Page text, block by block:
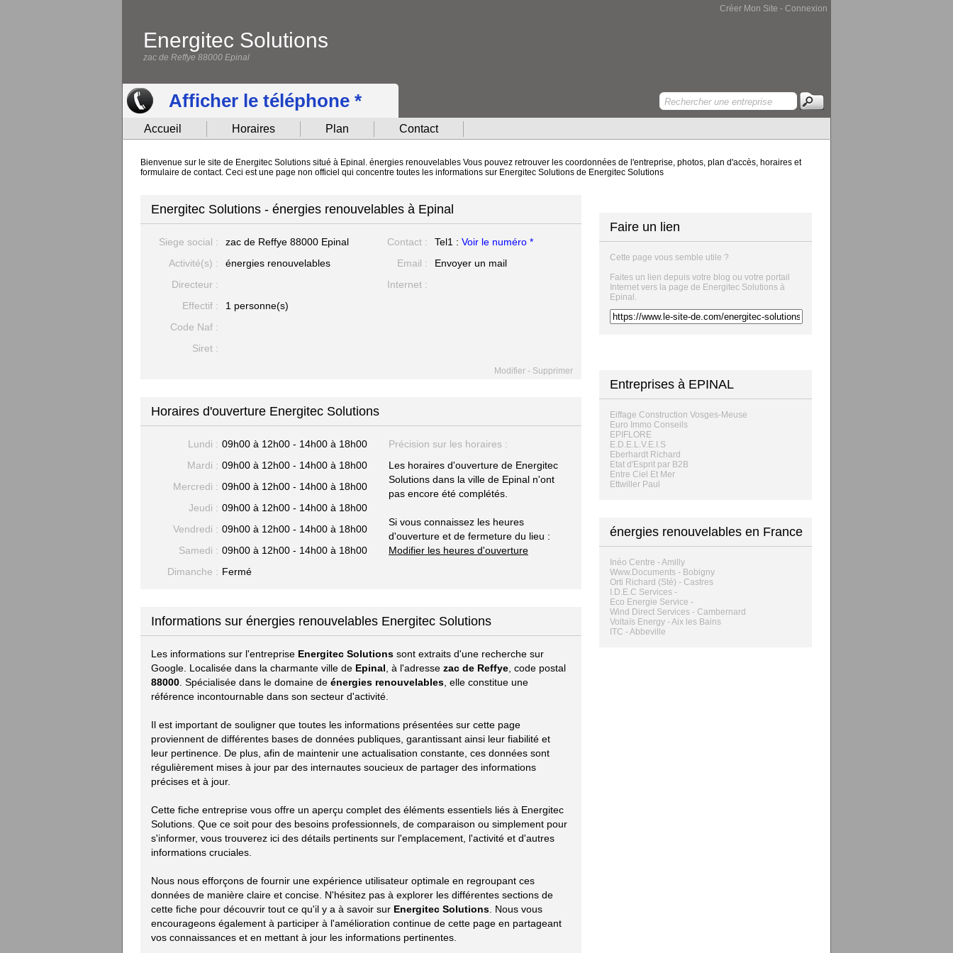
Créer Mon Site - Connexion
Energitec Solutions
zac de Reffye 88000 Epinal
Afficher le téléphone *
Accueil Horaires Plan Contact
Bienvenue sur le site de Energitec Solutions situé à Epinal. énergies renouvelables Vous pouvez retrouver les coordonnées de l'entreprise, photos, plan d'accès, horaires et
formulaire de contact. Ceci est une page non officiel qui concentre toutes les informations sur Energitec Solutions de Energitec Solutions
Energitec Solutions - énergies renouvelables à Epinal
Siege social : zac de Reffye 88000 Epinal
Activité(s) :
énergies renouvelables
Directeur :
Effectif :
1 personne(s)
Code Naf :
Siret :
Contact : Tel1 : Voir le numéro *
Email :
Envoyer un mail
Internet :
Modifier - Supprimer
Horaires d'ouverture Energitec Solutions
Lundi : 09h00 à 12h00 - 14h00 à 18h00
Mardi : 09h00 à 12h00 - 14h00 à 18h00
Mercredi : 09h00 à 12h00 - 14h00 à 18h00
Jeudi : 09h00 à 12h00 - 14h00 à 18h00
Vendredi : 09h00 à 12h00 - 14h00 à 18h00
Samedi : 09h00 à 12h00 - 14h00 à 18h00
Dimanche : Fermé
Précision sur les horaires :
Les horaires d'ouverture de Energitec
Solutions dans la ville de Epinal n'ont
pas encore été complétés.
Si vous connaissez les heures
d'ouverture et de fermeture du lieu :
Modifier les heures d'ouverture
Informations sur énergies renouvelables Energitec Solutions
Les informations sur l'entreprise Energitec Solutions sont extraits d'une recherche sur
Google. Localisée dans la charmante ville de Epinal , à l'adresse zac de Reffye , code postal
88000 . Spécialisée dans le domaine de énergies renouvelables , elle constitue une
référence incontournable dans son secteur d'activité.
Il est important de souligner que toutes les informations présentées sur cette page
proviennent de différentes bases de données publiques, garantissant ainsi leur fiabilité et
leur pertinence. De plus, afin de maintenir une actualisation constante, ces données sont
régulièrement mises à jour par des internautes soucieux de partager des informations
précises et à jour.
Cette fiche entreprise vous offre un aperçu complet des éléments essentiels liés à Energitec
Solutions. Que ce soit pour des besoins professionnels, de comparaison ou simplement pour
s'informer, vous trouverez ici des détails pertinents sur l'emplacement, l'activité et d'autres
informations cruciales.
Nous nous efforçons de fournir une expérience utilisateur optimale en regroupant ces
données de manière claire et concise. N'hésitez pas à explorer les différentes sections de
cette fiche pour découvrir tout ce qu'il y a à savoir sur Energitec Solutions . Nous vous
encourageons également à participer à l'amélioration continue de cette page en partageant
vos connaissances et en mettant à jour les informations pertinentes.
Faire un lien
Cette page vous semble utile ?
Faites un lien depuis votre blog ou votre portail
Internet vers la page de Energitec Solutions à
Epinal.
Entreprises à EPINAL
Eiffage Construction Vosges-Meuse
Euro Immo Conseils
EPIFLORE
E.D.E.L.V.E.I.S
Eberhardt Richard
Etat d'Esprit par B2B
Entre Ciel Et Mer
Ettwiller Paul
énergies renouvelables en France
Inéo Centre - Amilly
Www.Documents - Bobigny
Orti Richard (Sté) - Castres
I.D.E.C Services -
Eco Energie Service -
Wind Direct Services - Cambernard
Voltaïs Energy - Aix les Bains
ITC - Abbeville